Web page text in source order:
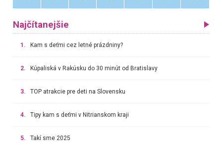
Najčítanejšie
1. Kam s deťmi cez letné prázdniny?
2. Kúpaliská v Rakúsku do 30 minút od Bratislavy
3. TOP atrakcie pre deti na Slovensku
4. Tipy kam s deťmi v Nitrianskom kraji
5. Takí sme 2025